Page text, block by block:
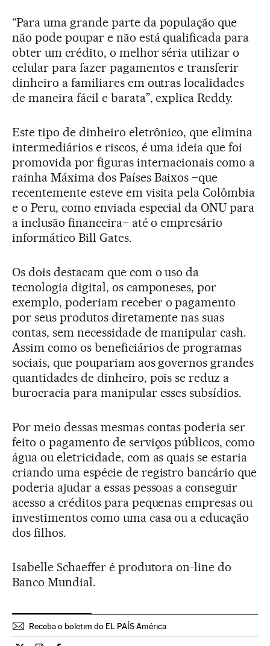
“Para uma grande parte da população que
não pode poupar e não está qualificada para
obter um crédito, o melhor séria utilizar o
celular para fazer pagamentos e transferir
dinheiro a familiares em outras localidades
de maneira fácil e barata”, explica Reddy.
Este tipo de dinheiro eletrônico, que elimina
intermediários e riscos, é uma ideia que foi
promovida por figuras internacionais como a
rainha Máxima dos Países Baixos –que
recentemente esteve em visita pela Colômbia
e o Peru, como enviada especial da ONU para
a inclusão financeira– até o empresário
informático Bill Gates.
Os dois destacam que com o uso da
tecnologia digital, os camponeses, por
exemplo, poderiam receber o pagamento
por seus produtos diretamente nas suas
contas, sem necessidade de manipular cash.
Assim como os beneficiários de programas
sociais, que poupariam aos governos grandes
quantidades de dinheiro, pois se reduz a
burocracia para manipular esses subsídios.
Por meio dessas mesmas contas poderia ser
feito o pagamento de serviços públicos, como
água ou eletricidade, com as quais se estaria
criando uma espécie de registro bancário que
poderia ajudar a essas pessoas a conseguir
acesso a créditos para pequenas empresas ou
investimentos como uma casa ou a educação
dos filhos.
Isabelle Schaeffer é produtora on-line do
Banco Mundial.
Receba o boletim do EL PAÍS América